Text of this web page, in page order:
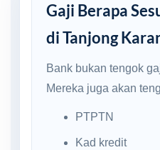
Gaji Berapa
di Tanjong
Bank bukan tengok
Mereka juga akan
PTPTN
Kad kredit